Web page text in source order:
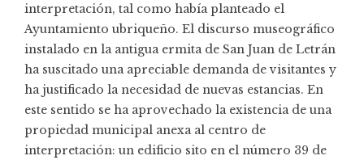
interpretación, tal como había planteado el
Ayuntamiento ubriqueño. El discurso museográfico
instalado en la antigua ermita de San Juan de Letrán
ha suscitado una apreciable demanda de visitantes y
ha justificado la necesidad de nuevas estancias. En
este sentido se ha aprovechado la existencia de una
propiedad municipal anexa al centro de
interpretación: un edificio sito en el número 39 de